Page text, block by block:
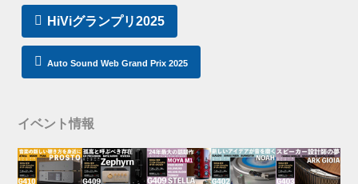
HiViグランプリ2025
Auto Sound Web Grand Prix 2025
イベント情報